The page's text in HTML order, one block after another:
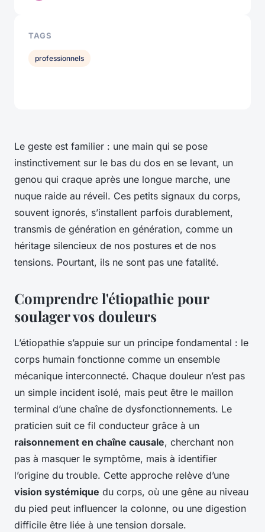
Le geste est familier : une main qui se pose
instinctivement sur le bas du dos en se levant, un
genou qui craque après une longue marche, une
nuque raide au réveil. Ces petits signaux du corps,
souvent ignorés, s’installent parfois durablement,
transmis de génération en génération, comme un
héritage silencieux de nos postures et de nos
tensions. Pourtant, ils ne sont pas une fatalité.
Comprendre l'étiopathie pour
soulager vos douleurs
L’étiopathie s’appuie sur un principe fondamental : le
corps humain fonctionne comme un ensemble
mécanique interconnecté. Chaque douleur n’est pas
un simple incident isolé, mais peut être le maillon
terminal d’une chaîne de dysfonctionnements. Le
praticien suit ce fil conducteur grâce à un
raisonnement en chaîne causale, cherchant non
pas à masquer le symptôme, mais à identifier
l’origine du trouble. Cette approche relève d’une
vision systémique du corps, où une gêne au niveau
du pied peut influencer la colonne, ou une digestion
difficile être liée à une tension dorsale.
TAGS
professionnels